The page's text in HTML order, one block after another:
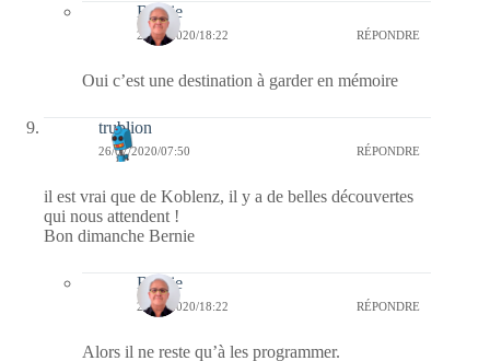
Bernie
26/07/2020/18:22 RÉPONDRE
Oui c’est une destination à garder en mémoire
trublion
26/07/2020/07:50 RÉPONDRE
il est vrai que de Koblenz, il y a de belles découvertes
qui nous attendent !
Bon dimanche Bernie
Bernie
26/07/2020/18:22 RÉPONDRE
Alors il ne reste qu’à les programmer.